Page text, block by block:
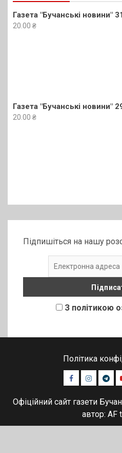
Газета "Бучанські новини"
20.00 ₴
Газета "Бучанські новини"
20.00 ₴
Підпишіться на нашу
З політикою
Політика
Facebook
Instagram
Офіційний сайт газети
автор: AF